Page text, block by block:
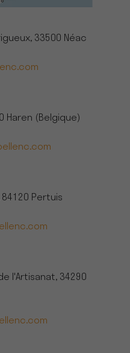
33500 Néac
Haren (Belgique)
Pertuis
l'Artisanat, 34290